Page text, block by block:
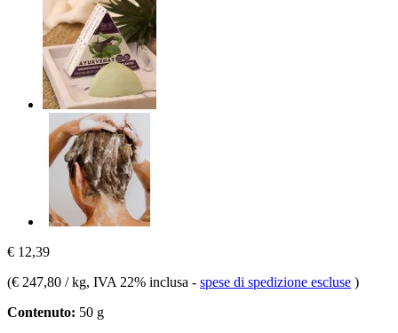
€ 12,39
(€ 247,80 / kg, IVA 22% inclusa - spese di spedizione escluse )
Contenuto: 50 g